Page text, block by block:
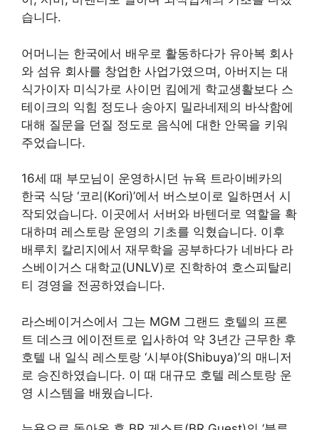
습니다.
어머니는 한국에서 배우로 활동하다가 유아복 회사
와 섬유 회사를 창업한 사업가였으며, 아버지는 대
식가이자 미식가로 사이먼 킴에게 학교생활보다 스
테이크의 익힘 정도나 송아지 밀라네제의 바삭함에
대해 질문을 던질 정도로 음식에 대한 안목을 키워
주었습니다.
16세 때 부모님이 운영하시던 뉴욕 트라이베카의
한국 식당 ‘코리(Kori)’에서 버스보이로 일하면서 시
작되었습니다. 이곳에서 서버와 바텐더로 역할을 확
대하며 레스토랑 운영의 기초를 익혔습니다. 이후
배루치 칼리지에서 재무학을 공부하다가 네바다 라
스베이거스 대학교(UNLV)로 진학하여 호스피탈리
티 경영을 전공하였습니다.
라스베이거스에서 그는 MGM 그랜드 호텔의 프론
트 데스크 에이전트로 입사하여 약 3년간 근무한 후
호텔 내 일식 레스토랑 ‘시부야(Shibuya)’의 매니저
로 승진하였습니다. 이 때 대규모 호텔 레스토랑 운
영 시스템을 배웠습니다.